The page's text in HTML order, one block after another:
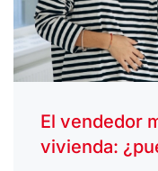
El vendedor
vivienda: